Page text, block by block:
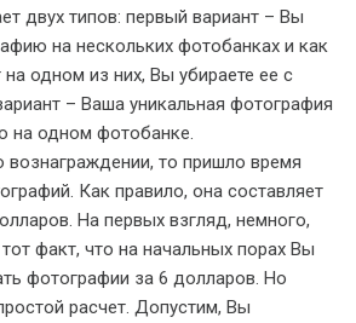
двух типов: первый вариант – Вы
на нескольких фотобанках и как
одном из них, Вы убираете ее с
– Ваша уникальная фотография
на одном фотобанке.
вознаграждении, то пришло время
Как правило, она составляет
На первых взгляд, немного,
факт, что на начальных порах Вы
фотографии за 6 долларов. Но
расчет. Допустим, Вы